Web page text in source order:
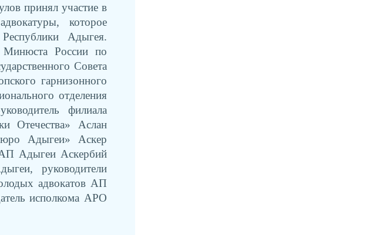
принял участие в
которое
Адыгея.
Минюста России по
Совета
гарнизонного
отделения
филиала
Отечества» Аслан
Адыгеи» Аскер
АП Адыгеи Аскербий
руководители
адвокатов АП
исполкома АРО